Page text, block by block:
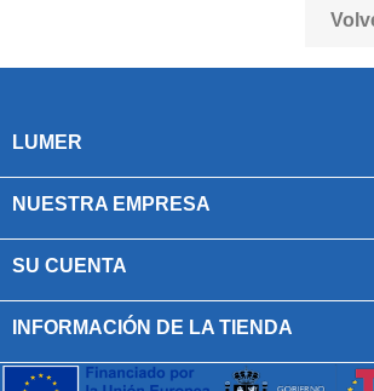
LUMER
NUESTRA EMPRESA
SU CUENTA
INFORMACIÓN DE LA TIENDA